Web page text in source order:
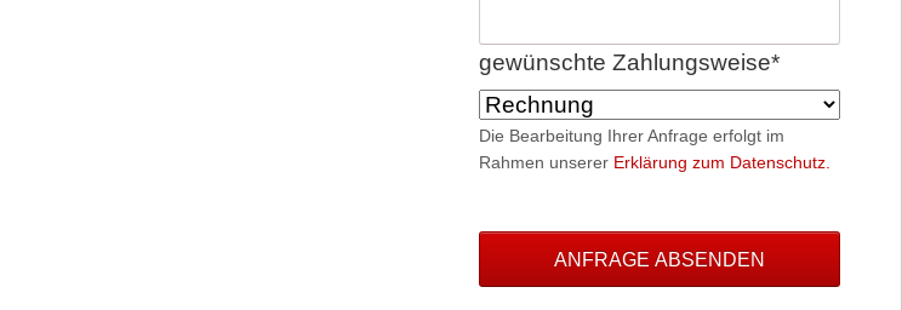
Pflichtfeld
gewünschte Zahlungsweise*
Die Bearbeitung Ihrer Anfrage erfolgt im
Rahmen unserer Erklärung zum Datenschutz.
ANFRAGE ABSENDEN